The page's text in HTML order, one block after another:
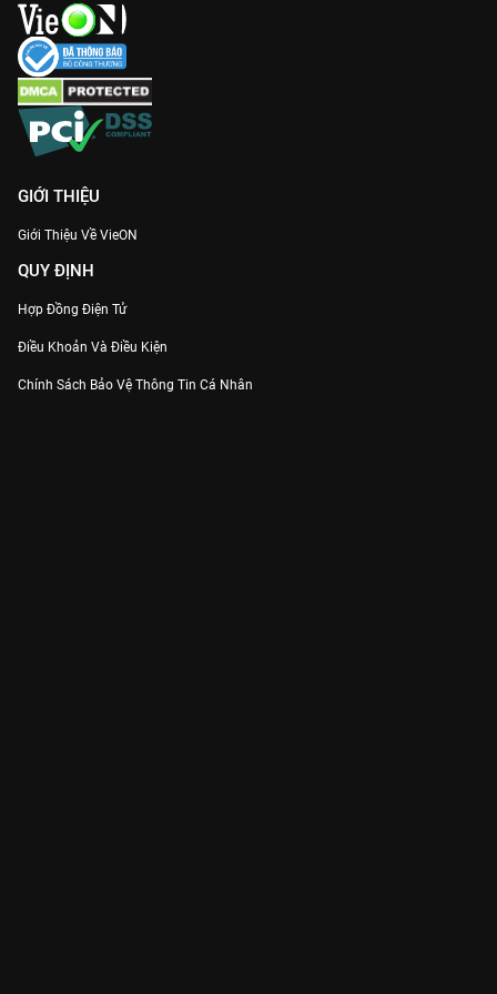
GIỚI THIỆU
Giới Thiệu Về VieON
QUY ĐỊNH
Hợp Đồng Điện Tử
Điều Khoản Và Điều Kiện
Chính Sách Bảo Vệ Thông Tin Cá Nhân